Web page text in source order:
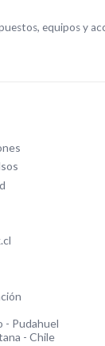
equipos y
- Pudahuel
- Chile